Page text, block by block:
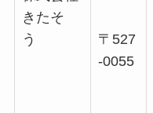
きたそ
う
〒527
-0055